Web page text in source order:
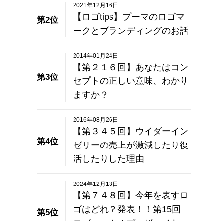
第2位
2021年12月16日
【ロゴtips】プーマのロゴマ
ークとブランディングのお話
第3位
2014年01月24日
【第２１６回】あなたはコン
セプトの正しい意味、わかり
ますか？
第4位
2016年08月26日
【第３４５回】ウイダーイン
ゼリーの売上が激減したり復
活したりした理由
第5位
2024年12月13日
【第７４８回】今年を表すロ
ゴはどれ？発表！！第15回